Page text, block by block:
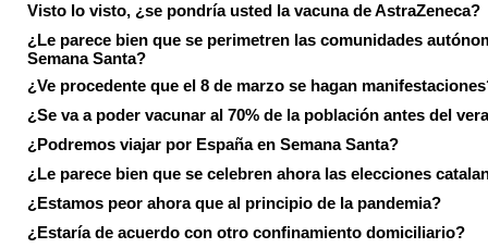
Visto lo visto, ¿se pondría usted la vacuna de AstraZeneca?
¿Le parece bien que se perimetren las comunidades
Semana Santa?
¿Ve procedente que el 8 de marzo se hagan
¿Se va a poder vacunar al 70% de la población antes del
¿Podremos viajar por España en Semana Santa?
¿Le parece bien que se celebren ahora las elecciones
¿Estamos peor ahora que al principio de la pandemia?
¿Estaría de acuerdo con otro confinamiento domiciliario?